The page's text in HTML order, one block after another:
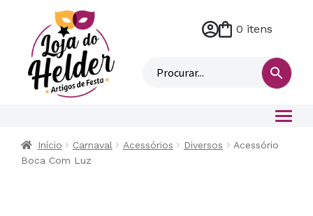
M
n
0 itens
Início Carnaval Acessórios Diversos
Acessório
Boca Com Luz